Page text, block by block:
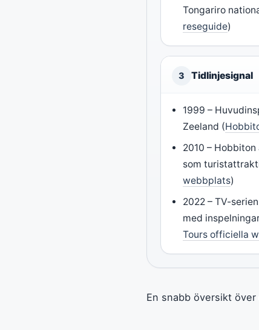
Tongariro
reseguide)
3 Tidlinjesignal
1999 –
Zeeland (
2010 –
som
webbplats)
2022 – TV-
med
Tours officiella
En snabb översikt